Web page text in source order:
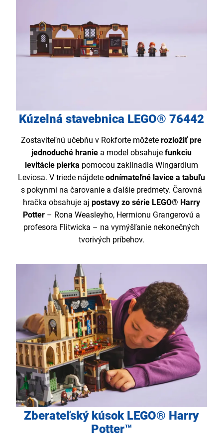
Kúzelná stavebnica LEGO® 76442
Zostaviteľnú učebňu v Rokforte môžete rozložiť pre
jednoduché hranie a model obsahuje funkciu
levitácie pierka pomocou zaklínadla Wingardium
Leviosa. V triede nájdete odnímateľné lavice a tabuľu
s pokynmi na čarovanie a ďalšie predmety. Čarovná
hračka obsahuje aj postavy zo série LEGO® Harry
Potter – Rona Weasleyho, Hermionu Grangerovú a
profesora Flitwicka – na vymýšľanie nekonečných
tvorivých príbehov.
Zberateľský kúsok LEGO® Harry
Potter™